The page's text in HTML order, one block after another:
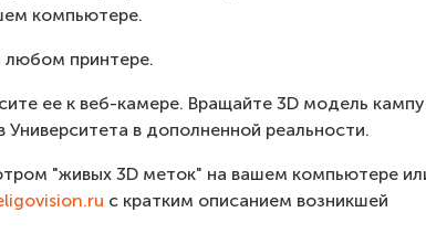
компьютере.
любом принтере.
ее к веб-камере. Вращайте 3D модель
в дополненной реальности.
"живых 3D меток" на вашем компьютере
с кратким описанием возникшей